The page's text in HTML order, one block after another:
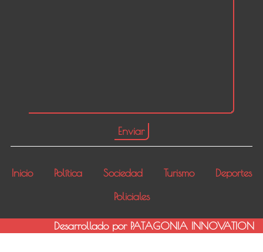
Inicio Política Sociedad Turismo
Deportes
Policiales
Desarrollado por PATAGONIA INNOVATION